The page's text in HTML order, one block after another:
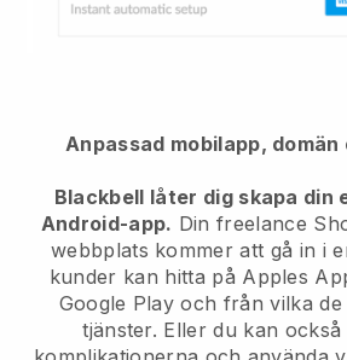
Anpassad mobilapp,
Blackbell låter dig skapa din
Android-app. Din freelance
webbplats kommer att gå in i
kunder kan hitta på Apples
Google Play och från vilka
tjänster. Eller du kan